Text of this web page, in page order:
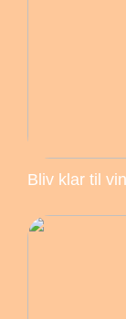
Bliv klar til